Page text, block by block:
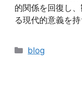
的関係を回復し
る現代的意義を持
カ
blog